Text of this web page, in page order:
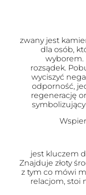
zwany jest
dla osób,
wyborem.
rozsądek.
wyciszyć
odporność,
regenerację
jest kluczem
Znajduje złoty
z tym co mówi
relacjom, stoi